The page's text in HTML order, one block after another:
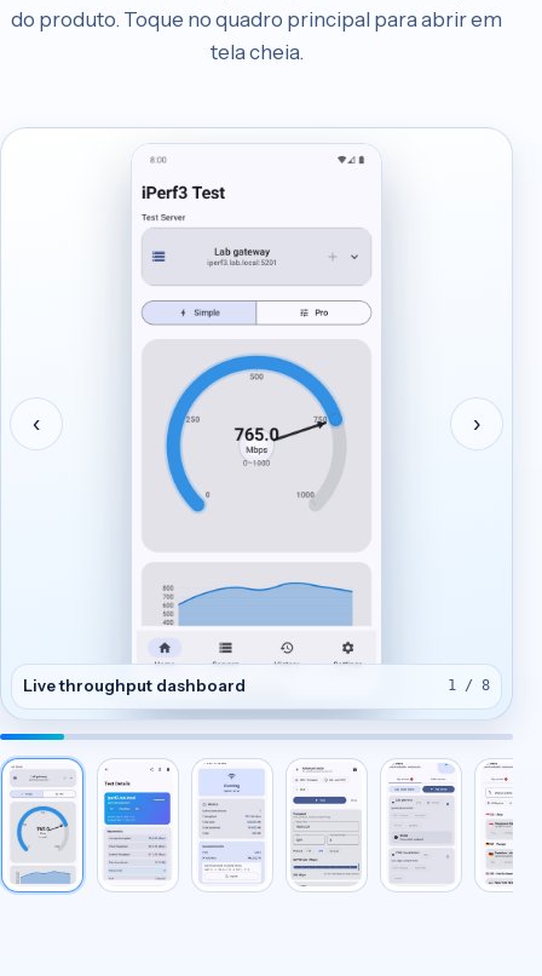
do produto. Toque no quadro principal para abrir em
tela cheia.
‹ ›
Live throughput dashboard 1 / 8